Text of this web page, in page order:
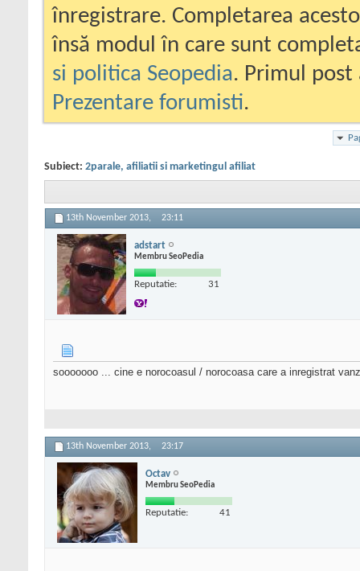
înregistrare. Completarea
însă modul în care sunt
si politica Seopedia. Primul
Prezentare forumisti.
Subiect: 2parale, afiliatii si marketingul afiliat
13th November 2013, 23:11
adstart
Membru SeoPedia
Reputatie: 31
sooooooo ... cine e norocoasul / norocoasa care a inregistrat
13th November 2013, 23:17
Octav
Membru SeoPedia
Reputatie: 41